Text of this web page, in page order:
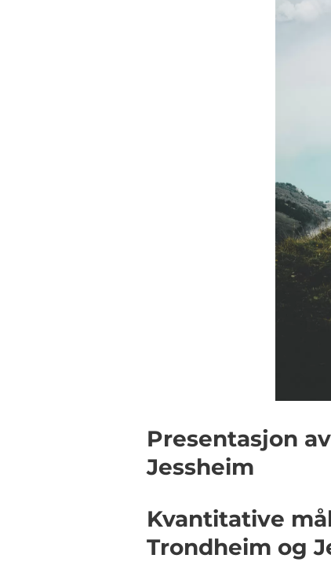
Presentasjon
Jessheim
Kvantitative
Trondheim og